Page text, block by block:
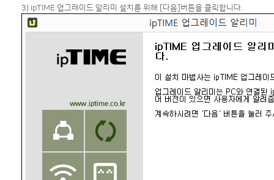
3) ipTIME 업그레이드 알리미 설치를 위해 [다음]버튼을 클릭합니다.